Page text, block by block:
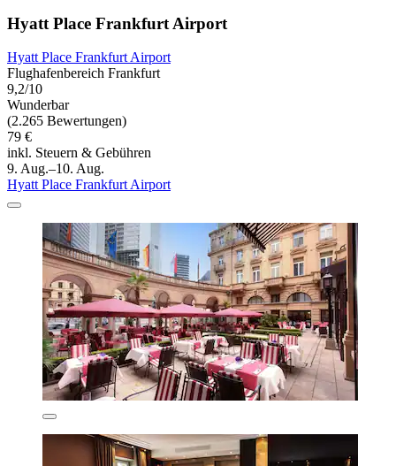
Hyatt Place Frankfurt Airport
Hyatt Place Frankfurt Airport
Flughafenbereich Frankfurt
9,2/10
Wunderbar
(2.265 Bewertungen)
79 €
inkl. Steuern & Gebühren
9. Aug.–10. Aug.
Hyatt Place Frankfurt Airport